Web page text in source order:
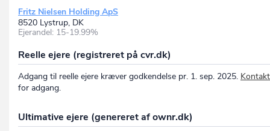
Fritz Nielsen Holding ApS
8520 Lystrup, DK
Ejerandel: 15-19.99%
Reelle ejere (registreret på cvr.dk)
Adgang til reelle ejere kræver godkendelse pr. 1. sep. 2025.
for adgang.
Ultimative ejere (genereret af ownr.dk)